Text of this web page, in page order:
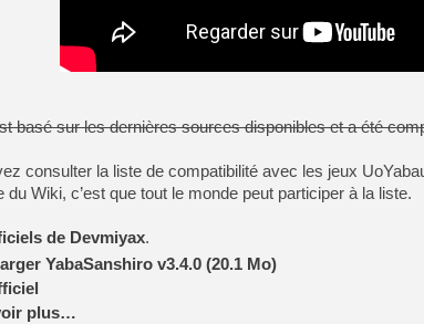
basé sur les dernières sources disponibles et a été
consulter la liste de compatibilité avec les jeux
du Wiki, c’est que tout le monde peut participer à la liste.
de Devmiyax.
YabaSanshiro v3.4.0 (20.1 Mo)
plus…